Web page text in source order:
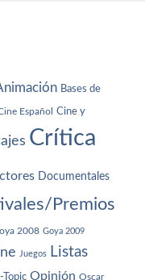
Bases de
Español Cine y
Crítica
Documentales
Premios
2008 Goya 2009
Juegos Listas
Opinión Oscar